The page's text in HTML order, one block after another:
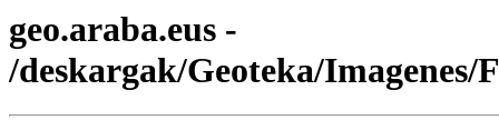
geo.araba.eus -
/deskargak/Geoteka/Imagenes/